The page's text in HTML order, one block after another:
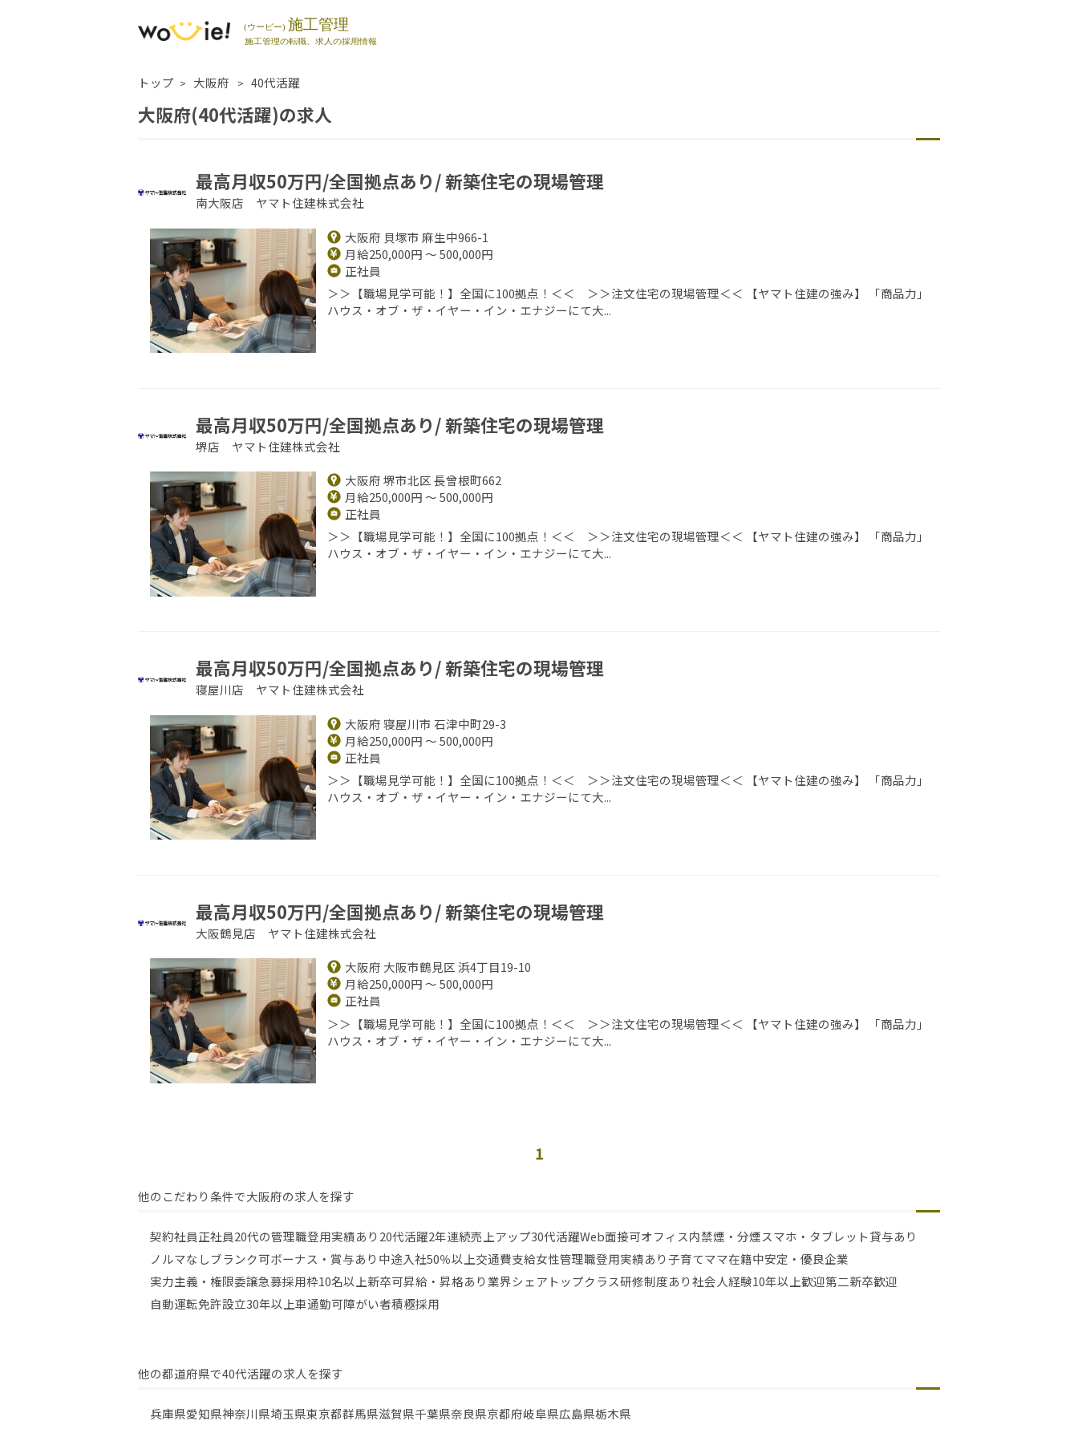
トップ 大阪府 40代活躍
大阪府(40代活躍)の求人
最高月収50万円/全国拠点あり/ 新築住宅の現場管理
南大阪店 ヤマト住建株式会社
大阪府 貝塚市 麻生中966-1
月給250,000円 ～ 500,000円
正社員
＞＞【職場見学可能！】全国に100拠点！＜＜ ＞＞注文住宅の現場管理＜＜ 【ヤマト住建の強み】 「商品力」
ハウス・オブ・ザ・イヤー・イン・エナジーにて大...
最高月収50万円/全国拠点あり/ 新築住宅の現場管理
堺店 ヤマト住建株式会社
大阪府 堺市北区 長曾根町662
月給250,000円 ～ 500,000円
正社員
＞＞【職場見学可能！】全国に100拠点！＜＜ ＞＞注文住宅の現場管理＜＜ 【ヤマト住建の強み】 「商品力」
ハウス・オブ・ザ・イヤー・イン・エナジーにて大...
最高月収50万円/全国拠点あり/ 新築住宅の現場管理
寝屋川店 ヤマト住建株式会社
大阪府 寝屋川市 石津中町29-3
月給250,000円 ～ 500,000円
正社員
＞＞【職場見学可能！】全国に100拠点！＜＜ ＞＞注文住宅の現場管理＜＜ 【ヤマト住建の強み】 「商品力」
ハウス・オブ・ザ・イヤー・イン・エナジーにて大...
最高月収50万円/全国拠点あり/ 新築住宅の現場管理
大阪鶴見店 ヤマト住建株式会社
大阪府 大阪市鶴見区 浜4丁目19-10
月給250,000円 ～ 500,000円
正社員
＞＞【職場見学可能！】全国に100拠点！＜＜ ＞＞注文住宅の現場管理＜＜ 【ヤマト住建の強み】 「商品力」
ハウス・オブ・ザ・イヤー・イン・エナジーにて大...
1
他のこだわり条件で大阪府の求人を探す
契約社員正社員20代の管理職登用実績あり 20代活躍2年連続売上アップ30代活躍Web面接可オフィス内禁煙・分煙スマホ・タブレット貸与あり
ノルマなしブランク可ボーナス・賞与あり 中途入社50％以上交通費支給女性管理職登用実績あり子育てママ在籍中安定・優良企業
実力主義・権限委譲急募採用枠10名以上新卒可昇給・昇格あり業界シェアトップクラス研修制度あり社会人経験10年以上歓迎第二新卒歓迎
自動運転免許設立30年以上車通勤可障がい者積極採用
他の都道府県で40代活躍の求人を探す
兵庫県愛知県神奈川県埼玉県東京都群馬県滋賀県千葉県奈良県京都府岐阜県広島県栃木県